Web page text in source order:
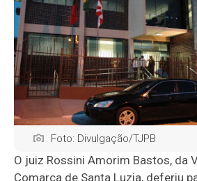
Foto: Divulgação/TJPB
O juiz Rossini Amorim Bastos, da
Comarca de Santa Luzia, deferiu